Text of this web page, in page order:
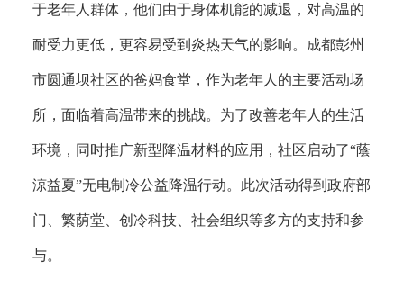
于老年人群体，他们由于身体机能的减退，对高温的
耐受力更低，更容易受到炎热天气的影响。成都彭州
市圆通坝社区的爸妈食堂，作为老年人的主要活动场
所，面临着高温带来的挑战。为了改善老年人的生活
环境，同时推广新型降温材料的应用，社区启动了“蔭
涼益夏”无电制冷公益降温行动。此次活动得到政府部
门、繁荫堂、创冷科技、社会组织等多方的支持和参
与。